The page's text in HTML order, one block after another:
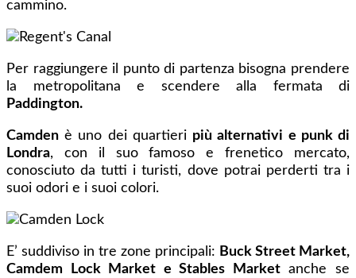
cammino.
Per raggiungere il punto di partenza bisogna prendere
la metropolitana e scendere alla fermata di
Paddington.
Camden è uno dei quartieri più alternativi e punk di
Londra, con il suo famoso e frenetico mercato,
conosciuto da tutti i turisti, dove potrai perderti tra i
suoi odori e i suoi colori.
E’ suddiviso in tre zone principali: Buck Street Market,
Camdem Lock Market e Stables Marketanche se